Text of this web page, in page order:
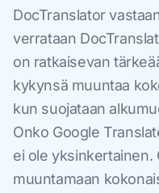
DocTranslator
verrataan
on ratkaisevan
kykynsä muuntaa
kun suojataan
Onko Google
ei ole yksinkertainen.
muuntamaan